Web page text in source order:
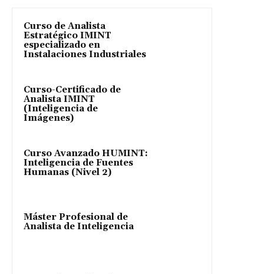
Curso de Analista
Estratégico IMINT
especializado en
Instalaciones Industriales
Curso-Certificado de
Analista IMINT
(Inteligencia de
Imágenes)
Curso Avanzado HUMINT:
Inteligencia de Fuentes
Humanas (Nivel 2)
Máster Profesional de
Analista de Inteligencia